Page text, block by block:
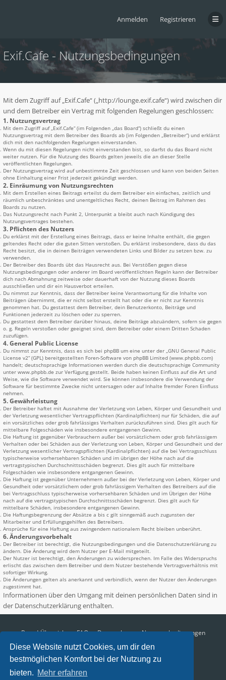
Diese Website nutzt Cookies, um dir den
bestmöglichen Komfort bei der Nutzung zu
bieten. Mehr erfahren
Anmelden Registrieren
Exif.Cafe - Nutzungsbedingungen
Mit dem Zugriff auf „Exif.Cafe“ („http://lounge.exif.cafe“) wird zwischen dir
und dem Betreiber ein Vertrag mit folgenden Regelungen geschlossen:
1. Nutzungsvertrag
Mit dem Zugriff auf „Exif.Cafe“ (im Folgenden „das Board“) schließt du einen
Nutzungsvertrag mit dem Betreiber des Boards ab (im Folgenden „Betreiber“) und erklärst
dich mit den nachfolgenden Regelungen einverstanden.
Wenn du mit diesen Regelungen nicht einverstanden bist, so darfst du das Board nicht
weiter nutzen. Für die Nutzung des Boards gelten jeweils die an dieser Stelle
veröffentlichten Regelungen.
Der Nutzungsvertrag wird auf unbestimmte Zeit geschlossen und kann von beiden Seiten
ohne Einhaltung einer Frist jederzeit gekündigt werden.
2. Einräumung von Nutzungsrechten
Mit dem Erstellen eines Beitrags erteilst du dem Betreiber ein einfaches, zeitlich und
räumlich unbeschränktes und unentgeltliches Recht, deinen Beitrag im Rahmen des
Boards zu nutzen.
Das Nutzungsrecht nach Punkt 2, Unterpunkt a bleibt auch nach Kündigung des
Nutzungsvertrages bestehen.
3. Pflichten des Nutzers
Du erklärst mit der Erstellung eines Beitrags, dass er keine Inhalte enthält, die gegen
geltendes Recht oder die guten Sitten verstoßen. Du erklärst insbesondere, dass du das
Recht besitzt, die in deinen Beiträgen verwendeten Links und Bilder zu setzen bzw. zu
verwenden.
Der Betreiber des Boards übt das Hausrecht aus. Bei Verstößen gegen diese
Nutzungsbedingungen oder anderer im Board veröffentlichten Regeln kann der Betreiber
dich nach Abmahnung zeitweise oder dauerhaft von der Nutzung dieses Boards
ausschließen und dir ein Hausverbot erteilen.
Du nimmst zur Kenntnis, dass der Betreiber keine Verantwortung für die Inhalte von
Beiträgen übernimmt, die er nicht selbst erstellt hat oder die er nicht zur Kenntnis
genommen hat. Du gestattest dem Betreiber, dein Benutzerkonto, Beiträge und
Funktionen jederzeit zu löschen oder zu sperren.
Du gestattest dem Betreiber darüber hinaus, deine Beiträge abzuändern, sofern sie gegen
o. g. Regeln verstoßen oder geeignet sind, dem Betreiber oder einem Dritten Schaden
zuzufügen.
4. General Public License
Du nimmst zur Kenntnis, dass es sich bei phpBB um eine unter der „GNU General Public
License v2“ (GPL) bereitgestellten Foren-Software von phpBB Limited (www.phpbb.com)
handelt; deutschsprachige Informationen werden durch die deutschsprachige Community
unter www.phpbb.de zur Verfügung gestellt. Beide haben keinen Einfluss auf die Art und
Weise, wie die Software verwendet wird. Sie können insbesondere die Verwendung der
Software für bestimmte Zwecke nicht untersagen oder auf Inhalte fremder Foren Einfluss
nehmen.
5. Gewährleistung
Der Betreiber haftet mit Ausnahme der Verletzung von Leben, Körper und Gesundheit und
der Verletzung wesentlicher Vertragspflichten (Kardinalpflichten) nur für Schäden, die auf
ein vorsätzliches oder grob fahrlässiges Verhalten zurückzuführen sind. Dies gilt auch für
mittelbare Folgeschäden wie insbesondere entgangenen Gewinn.
Die Haftung ist gegenüber Verbrauchern außer bei vorsätzlichem oder grob fahrlässigem
Verhalten oder bei Schäden aus der Verletzung von Leben, Körper und Gesundheit und der
Verletzung wesentlicher Vertragspflichten (Kardinalpflichten) auf die bei Vertragsschluss
typischerweise vorhersehbaren Schäden und im übrigen der Höhe nach auf die
vertragstypischen Durchschnittsschäden begrenzt. Dies gilt auch für mittelbare
Folgeschäden wie insbesondere entgangenen Gewinn.
Die Haftung ist gegenüber Unternehmern außer bei der Verletzung von Leben, Körper und
Gesundheit oder vorsätzlichem oder grob fahrlässigem Verhalten des Betreibers auf die
bei Vertragsschluss typischerweise vorhersehbaren Schäden und im Übrigen der Höhe
nach auf die vertragstypischen Durchschnittsschäden begrenzt. Dies gilt auch für
mittelbare Schäden, insbesondere entgangenen Gewinn.
Die Haftungsbegrenzung der Absätze a bis c gilt sinngemäß auch zugunsten der
Mitarbeiter und Erfüllungsgehilfen des Betreibers.
Ansprüche für eine Haftung aus zwingendem nationalem Recht bleiben unberührt.
6. Änderungsvorbehalt
Der Betreiber ist berechtigt, die Nutzungsbedingungen und die Datenschutzerklärung zu
ändern. Die Änderung wird dem Nutzer per E-Mail mitgeteilt.
Der Nutzer ist berechtigt, den Änderungen zu widersprechen. Im Falle des Widerspruchs
erlischt das zwischen dem Betreiber und dem Nutzer bestehende Vertragsverhältnis mit
sofortiger Wirkung.
Die Änderungen gelten als anerkannt und verbindlich, wenn der Nutzer den Änderungen
zugestimmt hat.
Informationen über den Umgang mit deinen persönlichen Daten sind in
der Datenschutzerklärung enthalten.
Board-Übersicht FAQ Datenschutz
Nutzungsbedingungen
Alle Zeiten sindUTC+02:00
Aktuelle Zeit: 08.08.2026, 19:30